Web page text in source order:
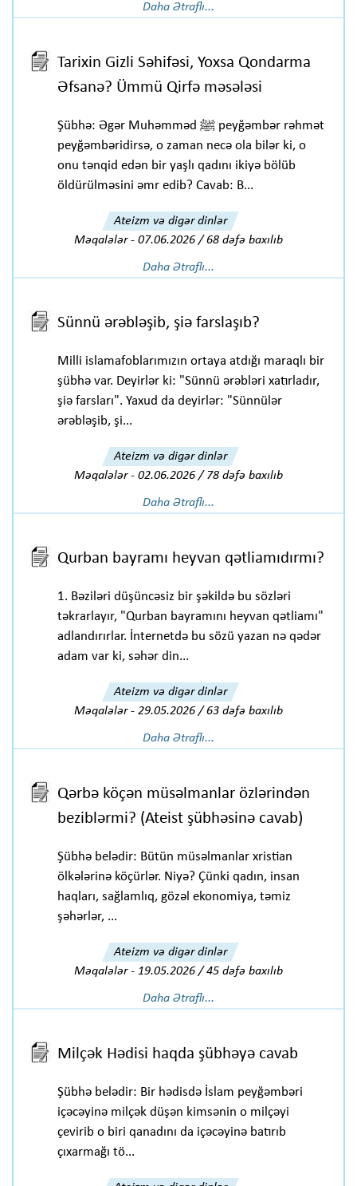
Daha Ətraflı...
Tarixin Gizli Səhifəsi, Yoxsa Qondarma
Əfsanə? Ümmü Qirfə məsələsi
Şübhə: Əgər Muhəmməd ﷺ peyğəmbər rəhmət
peyğəmbəridirsə, o zaman necə ola bilər ki, o
onu tənqid edən bir yaşlı qadını ikiyə bölüb
öldürülməsini əmr edib? Cavab: B...
Ateizm və digər dinlər
Məqalələr- 07.06.2026 / 68 dəfə baxılıb
Daha Ətraflı...
Sünnü ərəbləşib, şiə farslaşıb?
Milli islamafoblarımızın ortaya atdığı maraqlı bir
şübhə var. Deyirlər ki: "Sünnü ərəbləri xatırladır,
şiə farsları". Yaxud da deyirlər: "Sünnülər
ərəbləşib, şi...
Ateizm və digər dinlər
Məqalələr- 02.06.2026 / 78 dəfə baxılıb
Daha Ətraflı...
Qurban bayramı heyvan qətliamıdırmı?
1. Bəziləri düşüncəsiz bir şəkildə bu sözləri
təkrarlayır, "Qurban bayramını heyvan qətliamı"
adlandırırlar. İnternetdə bu sözü yazan nə qədər
adam var ki, səhər din...
Ateizm və digər dinlər
Məqalələr- 29.05.2026 / 63 dəfə baxılıb
Daha Ətraflı...
Qərbə köçən müsəlmanlar özlərindən
beziblərmi? (Ateist şübhəsinə cavab)
Şübhə belədir: Bütün müsəlmanlar xristian
ölkələrinə köçürlər. Niyə? Çünki qadın, insan
haqları, sağlamlıq, gözəl ekonomiya, təmiz
şəhərlər, ...
Ateizm və digər dinlər
Məqalələr- 19.05.2026 / 45 dəfə baxılıb
Daha Ətraflı...
Milçək Hədisi haqda şübhəyə cavab
Şübhə belədir: Bir hədisdə İslam peyğəmbəri
içəcəyinə milçək düşən kimsənin o milçəyi
çevirib o biri qanadını da içəcəyinə batırıb
çıxarmağı tö...